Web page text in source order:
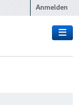
Anmelden